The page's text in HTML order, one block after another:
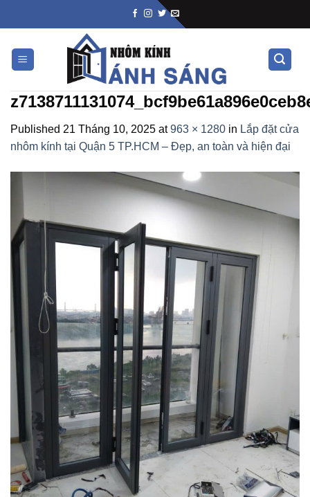
Published 21 Tháng 10, 2025 at963 × 1280 in Lắp đặt cửa
nhôm kính tại Quận 5 TP.HCM – Đẹp, an toàn và hiện đại